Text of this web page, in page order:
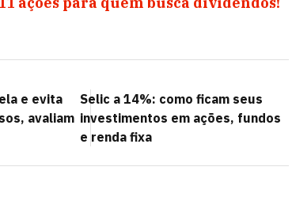
e evita
avaliam
Selic a 14%: como ficam seus
investimentos em ações, fundos
e renda fixa